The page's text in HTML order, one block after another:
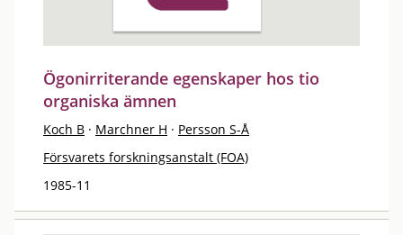
Ögonirriterande egenskaper hos tio
organiska ämnen
Koch B · Marchner H · Persson S-Å
Försvarets forskningsanstalt (FOA)
1985-11